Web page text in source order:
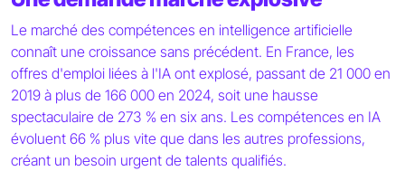
Le marché des compétences en intelligence artificielle
connaît une croissance sans précédent. En France, les
offres d'emploi liées à l'IA ont explosé, passant de 21 000 en
2019 à plus de 166 000 en 2024, soit une hausse
spectaculaire de 273 % en six ans. Les compétences en IA
évoluent 66 % plus vite que dans les autres professions,
créant un besoin urgent de talents qualifiés.